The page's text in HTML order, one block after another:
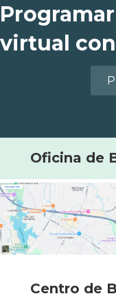
virtual
Oficina de
Centro de